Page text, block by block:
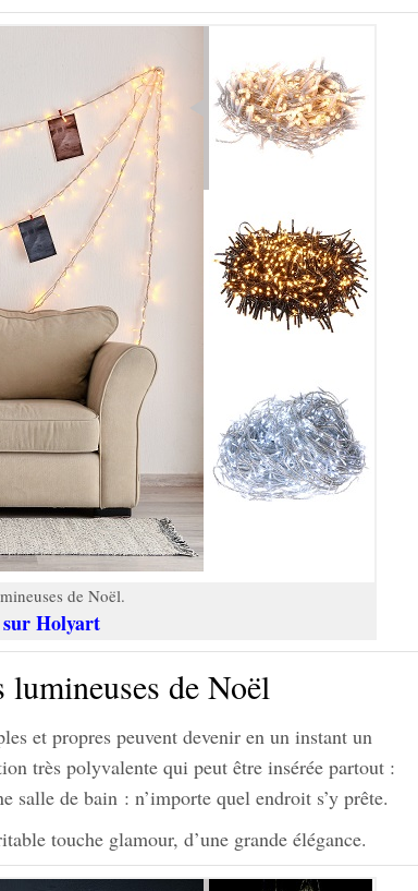
de Noël.
Holyart
lumineuses de Noël
et propres peuvent devenir en un instant un
très polyvalente qui peut être insérée partout :
salle de bain : n’importe quel endroit s’y prête.
touche glamour, d’une grande élégance.